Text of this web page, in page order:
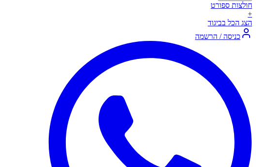
חולצות ספורט
+
הצג הכל בביגוד
כניסה / הרשמה